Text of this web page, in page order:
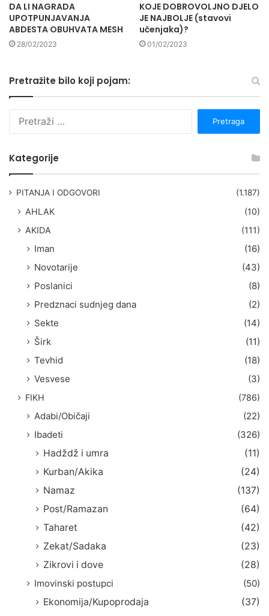
DA LI NAGRADA
UPOTPUNJAVANJA
ABDESTA OBUHVATA MESH
28/02/2023
KOJE DOBROVOLJNO DJELO
JE NAJBOLJE (stavovi
učenjaka)?
01/02/2023
Pretražite bilo koji pojam:
Kategorije
PITANJA I ODGOVORI (1.187)
AHLAK
(10)
AKIDA
(111)
Iman
(16)
Novotarije
(43)
Poslanici
(8)
Predznaci sudnjeg dana
(2)
Sekte
(14)
Širk
(11)
Tevhid
(18)
Vesvese
(3)
FIKH (786)
Adabi/Običaji
(22)
Ibadeti
(326)
Hadždž i umra
(11)
Kurban/Akika
(24)
Namaz
(137)
Post/Ramazan
(64)
Taharet
(42)
Zekat/Sadaka
(23)
Zikrovi i dove
(28)
Imovinski postupci
(50)
Ekonomija/Kupoprodaja
(37)